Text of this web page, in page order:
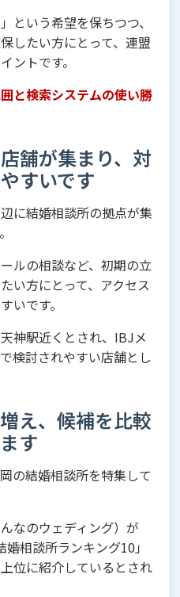
という希望を保ちつつ、
したい方にとって、連盟
ントです。
と検索システムの使い勝
舗が集まり、対
すいです
に結婚相談所の拠点が集
ルの相談など、初期の立
い方にとって、アクセス
いです。
神駅近くとされ、IBJメ
検討されやすい店舗とし
え、候補を比較
す
の結婚相談所を特集して
なのウェディング）が
婚相談所ランキング10」
位に紹介しているとされ